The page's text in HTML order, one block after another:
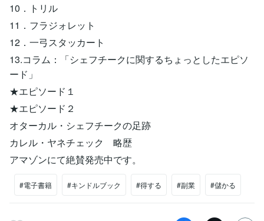
10．トリル
11．フラジォレット
12．一弓スタッカート
13.コラム：「シェフチークに関するちょっとしたエピソ
ード」
★エピソード１
★エピソード２
オターカル・シェフチークの足跡
カレル・ヤネチェック 略歴
アマゾンにて絶賛発売中です。
#電子書籍 #キンドルブック #得する #副業 #儲かる